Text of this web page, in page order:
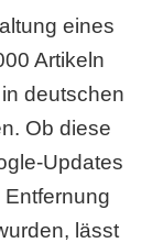
eines
Artikeln
deutschen
Ob diese
Updates
lässt